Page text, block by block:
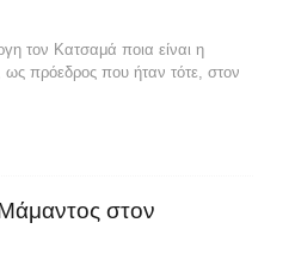
τον Κατσαμά ποια είναι η
πρόεδρος που ήταν τότε, στον
στον